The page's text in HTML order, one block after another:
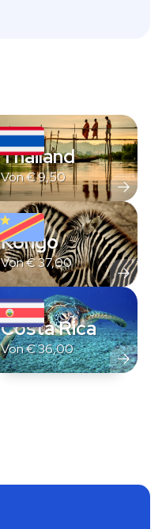
Thailand
Von€9,50
Kongo
Von€37,00
Costa Rica
Von€36,00